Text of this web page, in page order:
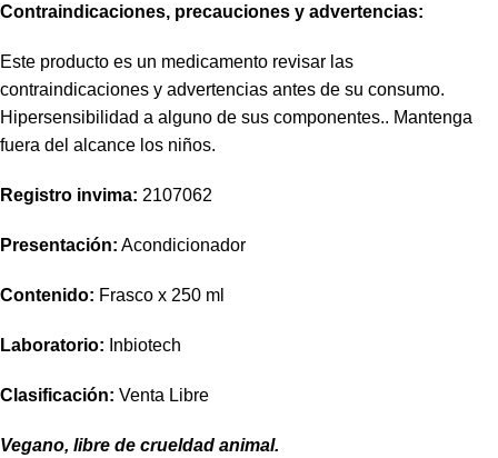
Contraindicaciones, precauciones y advertencias:
Este producto es un medicamento revisar las
contraindicaciones y advertencias antes de su consumo.
Hipersensibilidad a alguno de sus componentes.. Mantenga
fuera del alcance los niños.
Registro invima: 2107062
Presentación: Acondicionador
Contenido: Frasco x 250 ml
Laboratorio: Inbiotech
Clasificación: Venta Libre
Vegano, libre de crueldad animal.